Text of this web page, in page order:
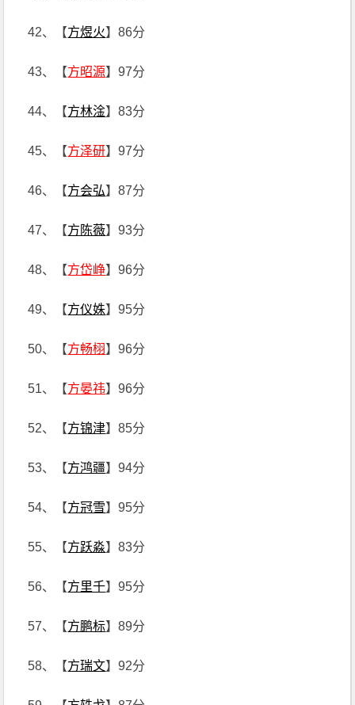
42、【方煜火】86分
43、【方昭源】97分
44、【方林淦】83分
45、【方泽研】97分
46、【方会弘】87分
47、【方陈薇】93分
48、【方岱峥】96分
49、【方仪姝】95分
50、【方畅栩】96分
51、【方晏祎】96分
52、【方锦津】85分
53、【方鸿疆】94分
54、【方冠雪】95分
55、【方跃淼】83分
56、【方里千】95分
57、【方鹏标】89分
58、【方瑞文】92分